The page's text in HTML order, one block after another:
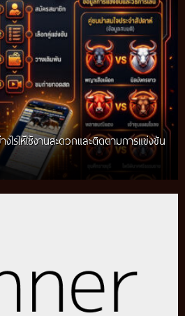
รให้ใช้งานสะดวกและติดตามการแข่งขัน